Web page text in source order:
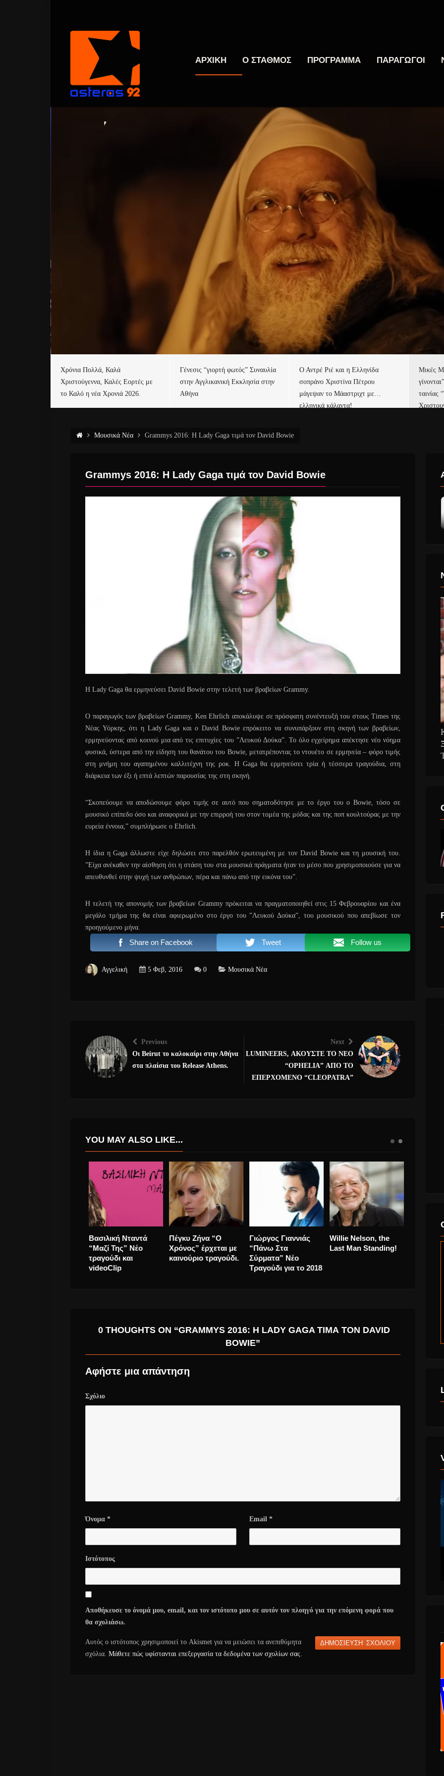
ΑΡΧΙΚΗ Ο ΣΤΑΘΜΟΣ ΠΡΟΓΡΑΜΜΑ ΠΑΡΑΓΩΓΟΙ
Χρόνια Πολλά, Καλά
Χριστούγεννα, Καλές Εορτές με
το Καλό η νέα Χρονιά 2026.
Γένεσις “γιορτή φωτός” Συναυλία
στην Αγγλικανική Εκκλησία στην
Αθήνα
Ο Αντρέ Ριέ και η Ελληνίδα
σοπράνο Χριστίνα Πέτρου
μάγεψαν το Μάαστριχτ με…
ελληνικά κάλαντα!
Μικές
ταινίας
Μουσικά Νέα Grammys 2016: H Lady Gaga τιμά τον David Bowie
Grammys 2016: H Lady Gaga τιμά τον David Bowie
H Lady Gaga θα ερμηνεύσει David Bowie στην τελετή των βραβείων Grammy.
Ο παραγωγός των βραβείων Grammy, Ken Ehrlich αποκάλυψε σε πρόσφατη συνέντευξή του στους Times της
Νέας Υόρκης, ότι η Lady Gaga και ο David Bowie επρόκειτο να συνυπάρξουν στη σκηνή των βραβείων,
ερμηνεύοντας από κοινού μια από τις επιτυχίες του ”Λευκού Δούκα”. Το όλο εγχείρημα απέκτησε νέο νόημα
φυσικά, ύστερα από την είδηση του θανάτου του Bowie, μετατρέποντας το ντουέτο σε ερμηνεία – φόρο τιμής
στη μνήμη του αγαπημένου καλλιτέχνη της ροκ. Η Gaga θα ερμηνεύσει τρία ή τέσσερα τραγούδια, στη
διάρκεια των έξι ή επτά λεπτών παρουσίας της στη σκηνή.
“Σκοπεύουμε να αποδώσουμε φόρο τιμής σε αυτό που σηματοδότησε με το έργο του ο Bowie, τόσο σε
μουσικό επίπεδο όσο και αναφορικά με την επιρροή του στον τομέα της μόδας και της ποπ κουλτούρας με την
ευρεία έννοια,” συμπλήρωσε ο Ehrlich.
Η ίδια η Gaga άλλωστε είχε δηλώσει στο παρελθόν ερωτευμένη με τον David Bowie και τη μουσική του.
”Είχα ανέκαθεν την αίσθηση ότι η στάση του στα μουσικά πράγματα ήταν το μέσο που χρησιμοποιούσε για να
απευθυνθεί στην ψυχή των ανθρώπων, πέρα και πάνω από την εικόνα του”.
Η τελετή της απονομής των βραβείων Grammy πρόκειται να πραγματοποιηθεί στις 15 Φεβρουαρίου και ένα
μεγάλο τμήμα της θα είναι αφιερωμένο στο έργο του ”Λευκού Δούκα”, του μουσικού που απεβίωσε τον
προηγούμενο μήνα.
Share on Facebook Tweet Follow us
Αγγελική 5 Φεβ, 2016 0 Μουσικά Νέα
Previous
Οι Beirut το καλοκαίρι στην Αθήνα
στα πλαίσια του Release Athens.
Next
LUMINEERS, ΑΚΟΥΣΤΕ ΤΟ ΝΕΟ
“OPHELIA” ΑΠΟ ΤΟ
ΕΠΕΡΧΟΜΕΝΟ “CLEOPATRA”
YOU MAY ALSO LIKE...
ΜΕΛΙSSES “είναι
αλλού” το νέο video
clip του νέου single
Έρχεται.
ΤΕΛΕΥΤΑΙΑ
ΧΡΙΣΤΟΥΓΕΝΝΑ
“ΑΠΟ ΚΑΡΔΙΑΣ”
Βασιλική Νταντά
“Μαζί Της” Νέο
τραγούδι και
videoClip
Πέγκυ Ζήνα “Ο
Χρόνος” έρχεται με
Γιώργος
Τραγούδι
0 THOUGHTS ON “GRAMMYS 2016: H LADY GAGA ΤΙΜΆ ΤΟΝ DAVID
BOWIE”
Αφήστε μια απάντηση
Σχόλιο
Όνομα * Email *
Ιστότοπος
Αποθήκευσε το όνομά μου, email, και τον ιστότοπο μου σε αυτόν τον πλοηγό για την επόμενη φορά που
θα σχολιάσω.
Αυτός ο ιστότοπος χρησιμοποιεί το Akismet για να μειώσει τα ανεπιθύμητα
σχόλια. Μάθετε πώς υφίστανται επεξεργασία τα δεδομένα των σχολίων σας.